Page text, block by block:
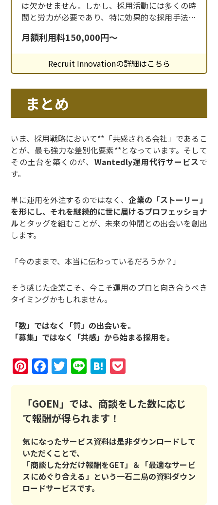
は欠かせません。しかし、採用活動には多くの時
間と労力が必要であり、特に効果的な採用手法を
式会社Recruit Innovation」は、独自の採用支援
サービスを提供し、企業の採用活動を強力にサポ
ートしています。Wantedlyの運用代行を中心に、
多くの実績を誇るこのサ
月額利用料150,000円～
Recruit Innovationの詳細はこちら
まとめ
いま、採用戦略において**「共感される会社」であるこ
とが、最も強力な差別化要素**となっています。そして
その土台を築くのが、 Wantedly運用代行サービスで
す。
単に運用を外注するのではなく、企業の「ストーリー」
を形にし、それを継続的に世に届けるプロフェッショナ
ル とタッグを組むことが、未来の仲間との出会いを創出
します。
「今のままで、本当に伝わっているだろうか？」
そう感じた企業こそ、今こそ運用のプロと向き合うべき
タイミングかもしれません。
「数」ではなく「質」の出会いを。
「募集」ではなく「共感」から始まる採用を。
Pinterest
Facebook
Twitter
LineHatena
「GOEN」では、商談をした数に応じ
て報酬が得られます！
気になったサービス資料は是非ダウンロードして
いただくことで、
「商談した分だけ報酬をGET」＆「最適なサービ
スにめぐり合える」という一石二鳥の資料ダウン
ロードサービスです。